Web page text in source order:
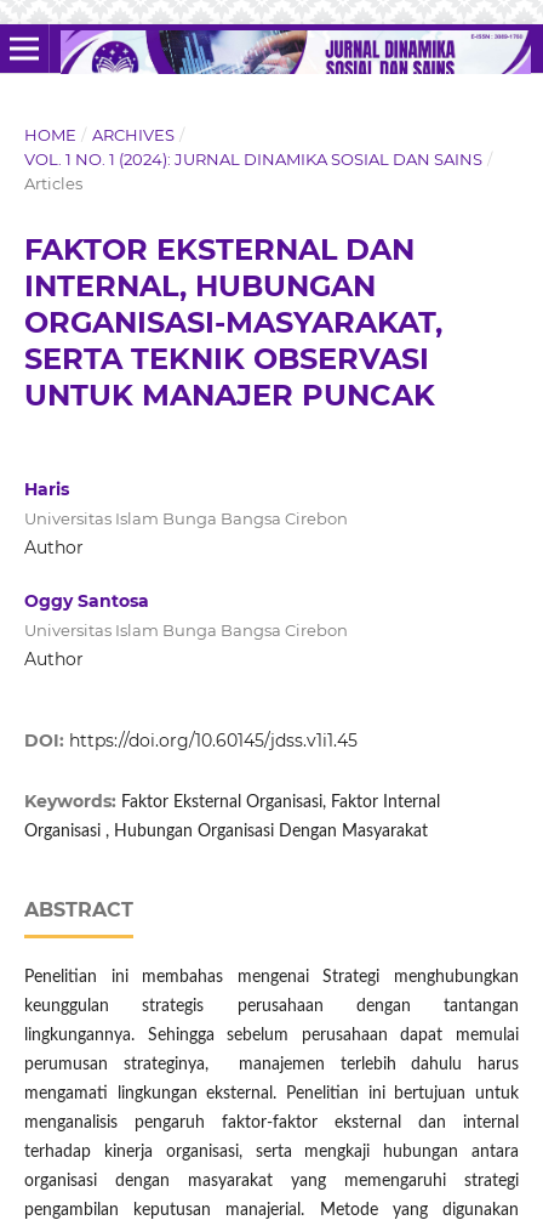
HOME / ARCHIVES /
VOL. 1 NO. 1 (2024): JURNAL DINAMIKA SOSIAL DAN SAINS /
Articles
FAKTOR EKSTERNAL DAN
INTERNAL, HUBUNGAN
ORGANISASI-MASYARAKAT,
SERTA TEKNIK OBSERVASI
UNTUK MANAJER PUNCAK
Haris
Universitas Islam Bunga Bangsa Cirebon
Author
Oggy Santosa
Universitas Islam Bunga Bangsa Cirebon
Author
DOI: https://doi.org/10.60145/jdss.v1i1.45
Keywords: Faktor Eksternal Organisasi, Faktor Internal
Organisasi , Hubungan Organisasi Dengan Masyarakat
ABSTRACT
Penelitian ini membahas mengenai Strategi menghubungkan
keunggulan strategis perusahaan dengan tantangan
lingkungannya. Sehingga sebelum perusahaan dapat memulai
perumusan strateginya, manajemen terlebih dahulu harus
mengamati lingkungan eksternal. Penelitian ini bertujuan untuk
menganalisis pengaruh faktor-faktor eksternal dan internal
terhadap kinerja organisasi, serta mengkaji hubungan antara
organisasi dengan masyarakat yang memengaruhi strategi
pengambilan keputusan manajerial. Metode yang digunakan